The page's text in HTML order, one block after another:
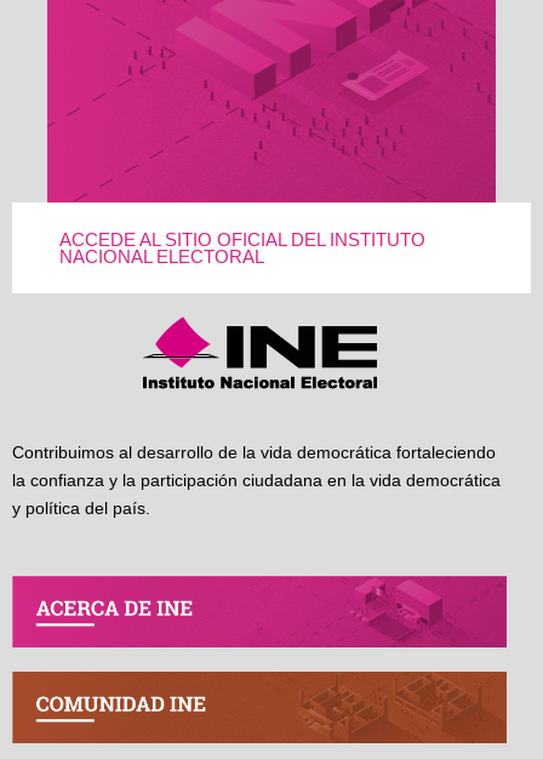
ACCEDE AL SITIO OFICIAL DEL INSTITUTO
NACIONAL ELECTORAL
Contribuimos al desarrollo de la vida democrática fortaleciendo
la confianza y la participación ciudadana en la vida democrática
y política del país.